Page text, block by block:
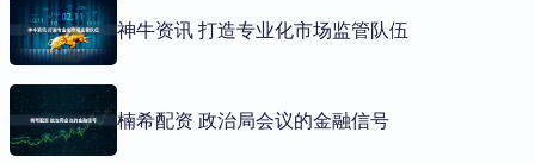
神牛资讯 打造专业化市场监管队伍
楠希配资 政治局会议的金融信号